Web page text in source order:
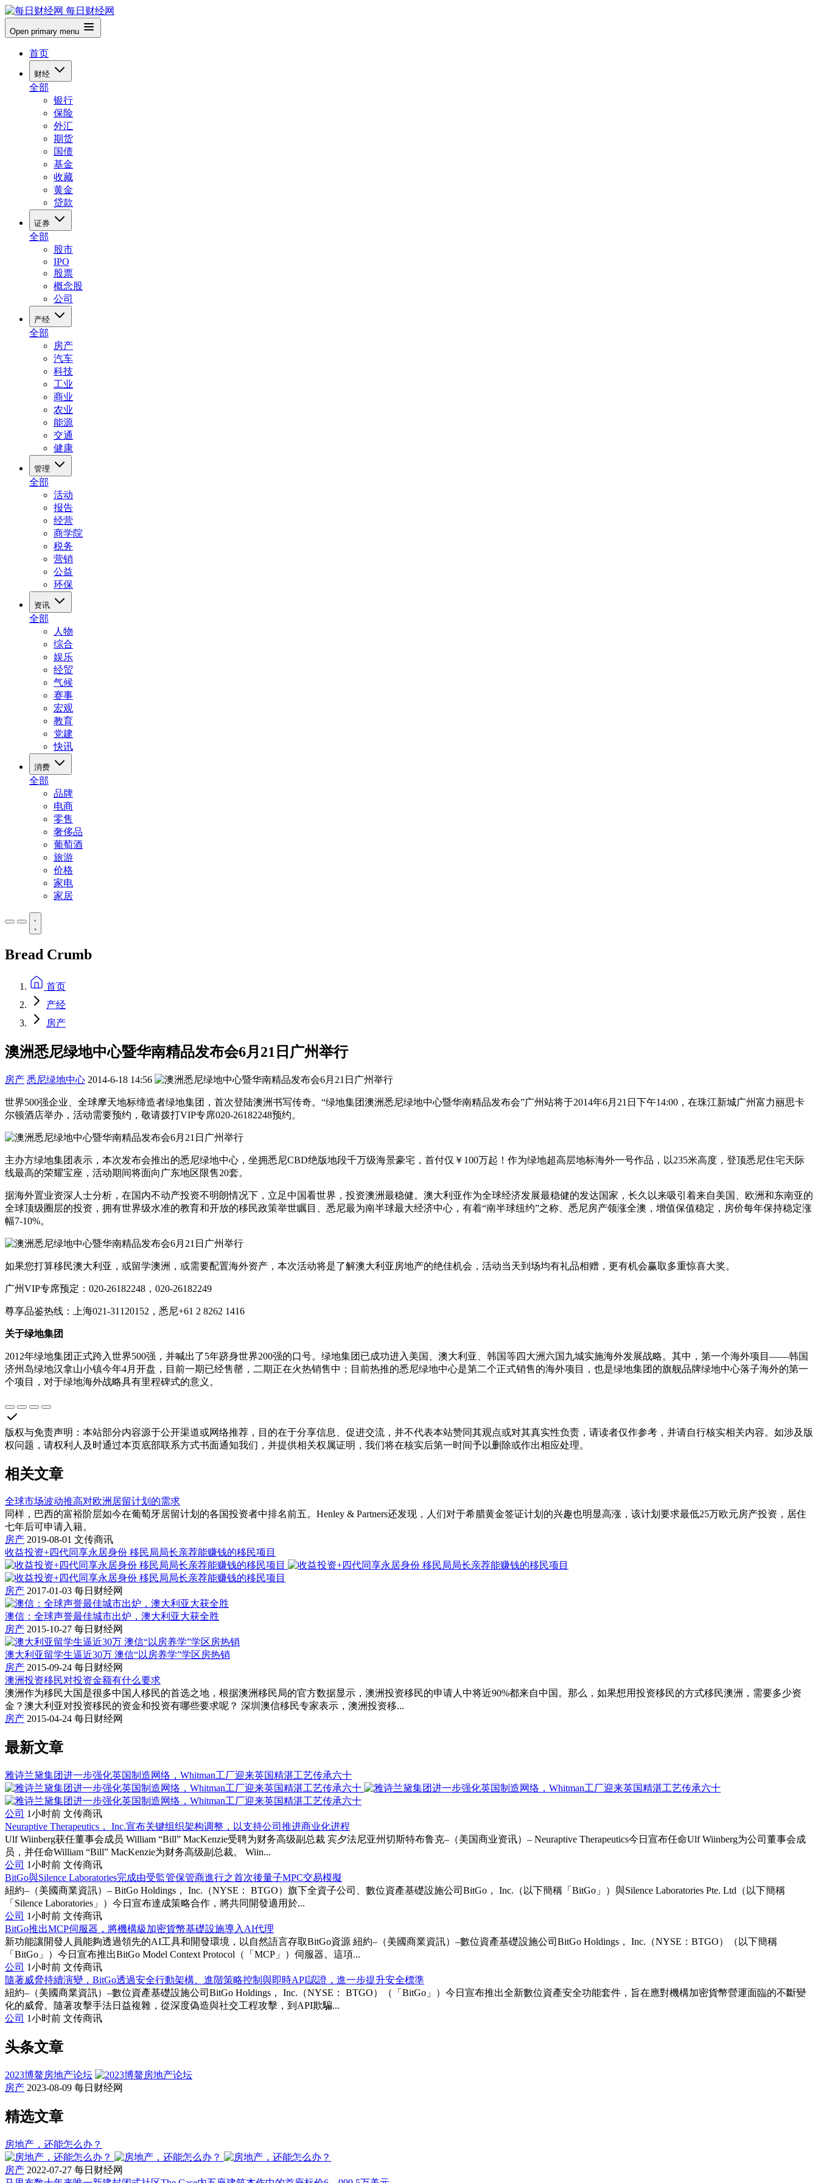
每日财经网
Open primary menu
首页
财经
全部
银行
保险
外汇
期货
国债
基金
收藏
黄金
贷款
证券
全部
股市
IPO
股票
概念股
公司
产经
全部
房产
汽车
科技
工业
商业
农业
能源
交通
健康
管理
全部
活动
报告
经营
商学院
税务
营销
公益
环保
资讯
全部
人物
综合
娱乐
经贸
气候
赛事
宏观
教育
党建
快讯
消费
全部
品牌
电商
零售
奢侈品
葡萄酒
旅游
价格
家电
家居
Bread Crumb
首页
产经
房产
澳洲悉尼绿地中心暨华南精品发布会6月21日广州举行
房产 悉尼绿地中心 2014-6-18 14:56
世界500强企业、全球摩天地标缔造者绿地集团，首次登陆澳洲书写传奇。“绿地集团澳洲悉尼绿地中心暨华南精品发布会”广州站将于2014年6月21日下午14:00，在珠江新城广州富力丽思卡
尔顿酒店举办，活动需要预约，敬请拨打VIP专席020-26182248预约。
主办方绿地集团表示，本次发布会推出的悉尼绿地中心，坐拥悉尼CBD绝版地段千万级海景豪宅，首付仅￥100万起！作为绿地超高层地标海外一号作品，以235米高度，登顶悉尼住宅天际
线最高的荣耀宝座，活动期间将面向广东地区限售20套。
据海外置业资深人士分析，在国内不动产投资不明朗情况下，立足中国看世界，投资澳洲最稳健。澳大利亚作为全球经济发展最稳健的发达国家，长久以来吸引着来自美国、欧洲和东南亚的
全球顶级圈层的投资，拥有世界级水准的教育和开放的移民政策举世瞩目、悉尼最为南半球最大经济中心，有着“南半球纽约”之称、悉尼房产领涨全澳，增值保值稳定，房价每年保持稳定涨
幅7-10%。
如果您打算移民澳大利亚，或留学澳洲，或需要配置海外资产，本次活动将是了解澳大利亚房地产的绝佳机会，活动当天到场均有礼品相赠，更有机会赢取多重惊喜大奖。
广州VIP专席预定：020-26182248，020-26182249
尊享品鉴热线：上海021-31120152，悉尼+61 2 8262 1416
关于绿地集团
2012年绿地集团正式跨入世界500强，并喊出了5年跻身世界200强的口号。绿地集团已成功进入美国、澳大利亚、韩国等四大洲六国九城实施海外发展战略。其中，第一个海外项目——韩国
济州岛绿地汉拿山小镇今年4月开盘，目前一期已经售罄，二期正在火热销售中；目前热推的悉尼绿地中心是第二个正式销售的海外项目，也是绿地集团的旗舰品牌绿地中心落子海外的第一
个项目，对于绿地海外战略具有里程碑式的意义。
版权与免责声明 ： 本站部分内容源于公开渠道或网络推荐，目的在于分享信息、促进交流，并不代表本站赞同其观点或对其真实性负责，请读者仅作参考，并请自行核实相关内容。如涉及版
权问题，请权利人及时通过本页底部联系方式书面通知我们，并提供相关权属证明，我们将在核实后第一时间予以删除或作出相应处理。
相关文章
全球市场波动推高对欧洲居留计划的需求
同样，巴西的富裕阶层如今在葡萄牙居留计划的各国投资者中排名前五。Henley & Partners还发现，人们对于希腊黄金签证计划的兴趣也明显高涨，该计划要求最低25万欧元房产投资，居住
七年后可申请入籍。
房产 2019-08-01 文传商讯
收益投资+四代同享永居身份 移民局局长亲荐能赚钱的移民项目
房产 2017-01-03 每日财经网
澳信：全球声誉最佳城市出炉，澳大利亚大获全胜
房产 2015-10-27 每日财经网
澳大利亚留学生逼近30万 澳信“以房养学”学区房热销
房产 2015-09-24 每日财经网
澳洲投资移民对投资金额有什么要求
澳洲作为移民大国是很多中国人移民的首选之地，根据澳洲移民局的官方数据显示，澳洲投资移民的申请人中将近90%都来自中国。那么，如果想用投资移民的方式移民澳洲，需要多少资
金？澳大利亚对投资移民的资金和投资有哪些要求呢？ 深圳澳信移民专家表示，澳洲投资移...
房产 2015-04-24 每日财经网
最新文章
雅诗兰黛集团进一步强化英国制造网络，Whitman工厂迎来英国精湛工艺传承六十
公司 1小时前 文传商讯
Neuraptive Therapeutics， Inc.宣布关键组织架构调整，以支持公司推进商业化进程
Ulf Wiinberg获任董事会成员 William “Bill” MacKenzie受聘为财务高级副总裁 宾夕法尼亚州切斯特布鲁克–（美国商业资讯）– Neuraptive Therapeutics今日宣布任命Ulf Wiinberg为公司董事会成
员，并任命William “Bill” MacKenzie为财务高级副总裁。 Wiin...
公司 1小时前 文传商讯
BitGo與Silence Laboratories完成由受監管保管商進行之首次後量子MPC交易模擬
紐約–（美國商業資訊）– BitGo Holdings， Inc.（NYSE： BTGO）旗下全資子公司、數位資產基礎設施公司BitGo， Inc.（以下簡稱「BitGo」）與Silence Laboratories Pte. Ltd（以下簡稱
「Silence Laboratories」）今日宣布達成策略合作，將共同開發適用於...
公司 1小时前 文传商讯
BitGo推出MCP伺服器，將機構級加密貨幣基礎設施導入AI代理
新功能讓開發人員能夠透過領先的AI工具和開發環境，以自然語言存取BitGo資源 紐約–（美國商業資訊）–數位資產基礎設施公司BitGo Holdings， Inc.（NYSE：BTGO）（以下簡稱
「BitGo」）今日宣布推出BitGo Model Context Protocol（「MCP」）伺服器。這項...
公司 1小时前 文传商讯
隨著威脅持續演變，BitGo透過安全行動架構、進階策略控制與即時API認證，進一步提升安全標準
紐約–（美國商業資訊）–數位資產基礎設施公司BitGo Holdings， Inc.（NYSE： BTGO）（「BitGo」）今日宣布推出全新數位資產安全功能套件，旨在應對機構加密貨幣營運面臨的不斷變
化的威脅。隨著攻擊手法日益複雜，從深度偽造與社交工程攻擊，到API欺騙...
公司 1小时前 文传商讯
头条文章
2023博鳌房地产论坛
房产 2023-08-09 每日财经网
精选文章
房地产，还能怎么办？
房产 2022-07-27 每日财经网